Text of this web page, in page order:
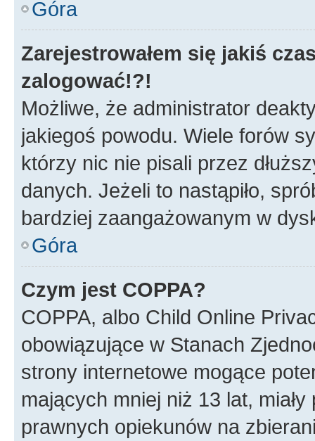
Góra
Zarejestrowałem się jakiś
zalogować!?!
Możliwe, że administrator
jakiegoś powodu. Wiele forów
którzy nic nie pisali przez
danych. Jeżeli to nastąpiło,
bardziej zaangażowanym w
Góra
Czym jest COPPA?
COPPA, albo Child Online
obowiązujące w Stanach
strony internetowe mogące
mających mniej niż 13 lat,
prawnych opiekunów na